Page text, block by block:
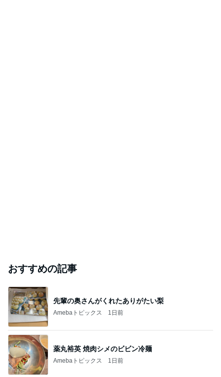
おすすめの記事
先輩の奥さんがくれたありがたい梨
Amebaトピックス 1日前
薬丸裕英 焼肉シメのビビン冷麺
Amebaトピックス 1日前